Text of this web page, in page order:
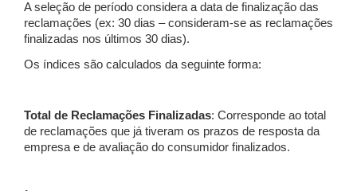
A seleção de período considera a data de finalização das
reclamações (ex: 30 dias – consideram-se as reclamações
finalizadas nos últimos 30 dias).
Os índices são calculados da seguinte forma:
Total de Reclamações Finalizadas: Corresponde ao total
de reclamações que já tiveram os prazos de resposta da
empresa e de avaliação do consumidor finalizados.